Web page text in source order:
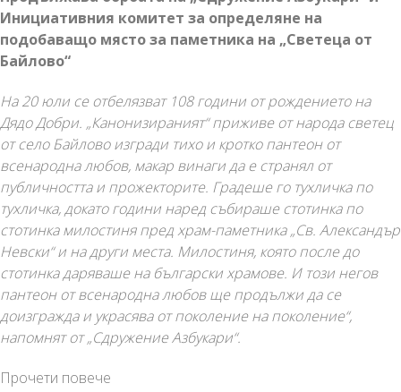
Инициативния комитет за определяне на
подобаващо място за паметника на „Светеца от
Байлово“
На 20 юли се отбелязват 108 години от рождението на
Дядо Добри. „Канонизираният“ приживе от народа светец
от село Байлово изгради тихо и кротко пантеон от
всенародна любов, макар винаги да е странял от
публичността и прожекторите. Градеше го тухличка по
тухличка, докато години наред събираше стотинка по
стотинка милостиня пред храм-паметника „Св. Александър
Невски“ и на други места. Милостиня, която после до
стотинка даряваше на български храмове. И този негов
пантеон от всенародна любов ще продължи да се
доизгражда и украсява от поколение на поколение“,
напомнят от „Сдружение Азбукари“.
Прочети повече